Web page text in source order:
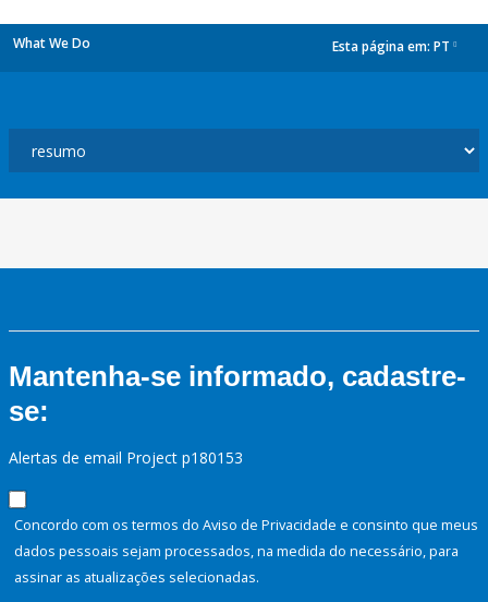
What We Do Esta página em: PT
Mantenha-se informado, cadastre-
se:
Alertas de email Project p180153
Concordo com os termos do Aviso de Privacidade e consinto que meus
dados pessoais sejam processados, na medida do necessário, para
assinar as atualizações selecionadas.